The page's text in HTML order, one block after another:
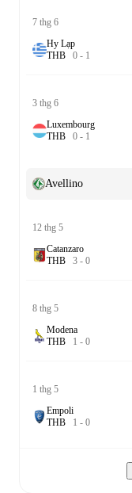
7 thg 6
Hy Lạp
THB 0 - 1
3 thg 6
Luxembourg
THB 0 - 1
Avellino
12 thg 5
Catanzaro
THB 3 - 0
8 thg 5
Modena
THB 1 - 0
1 thg 5
Empoli
THB 1 - 0